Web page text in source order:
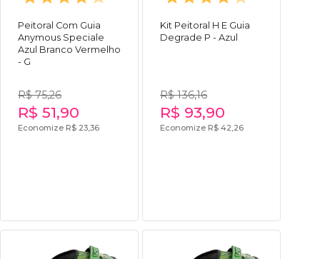
Peitoral Com Guia
Anymous Speciale
Azul Branco Vermelho
- G
R$ 75,26
R$ 51,90
Economize R$ 23,36
Kit Peitoral H E Guia
Degrade P - Azul
R$ 136,16
R$ 93,90
Economize R$ 42,26